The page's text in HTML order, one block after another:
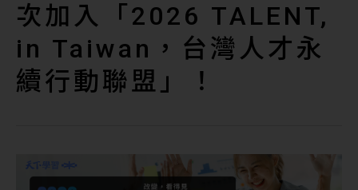
次加入「2026 TALENT,
in Taiwan，台灣人才永
續行動聯盟」！